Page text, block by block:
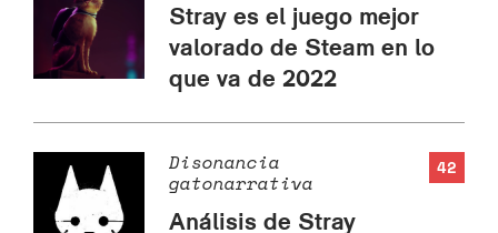
Stray es el juego mejor
valorado de Steam en lo
que va de 2022
42
Disonancia
gatonarrativa
Análisis de Stray